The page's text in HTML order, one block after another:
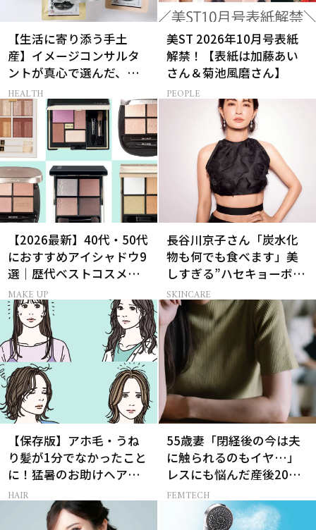
【生活に寄り添う手土
産】イメージコンサルタ
ントが真心で選んだ、相
手に本当に喜ばれるギフ
ト3選
HEALTH
美ST 2026年10月号表紙
解禁！【表紙は加藤あい
さん＆菊池風磨さん】
PEOPLE
【2026最新】40代・50代
におすすめアイシャドウ9
選｜歴代ベストコスメ受
賞まとめ
MAKE UP
長谷川京子さん「炭水化
物も何でも食べます」美
しすぎる”ハセキョーボデ
ィ”を作る秘訣
SKINCARE
【保存版】アホ毛・うね
り髪が1分でなかったこと
に！猛暑のお助けヘアア
イテム16選
HAIR
55歳妻「閉経後の今は夫
に触られるのもイヤ…」
レスにも悩んだ産後20年
の葛藤
FEMTECH